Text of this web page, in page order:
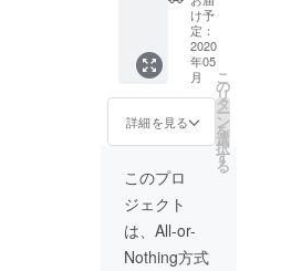
セージ
カード
・エシ
カルな
ユニ
セック
スデザ
インT
２枚 を
お送り
しま
す。 大
切な誰
かと一
け予
定：
2020
年05
月
詳細を見る
こ
の
リ
タ
ー
ン
を
選
択
す
る
このプロ
ジェクト
は、All-or-
Nothing方式